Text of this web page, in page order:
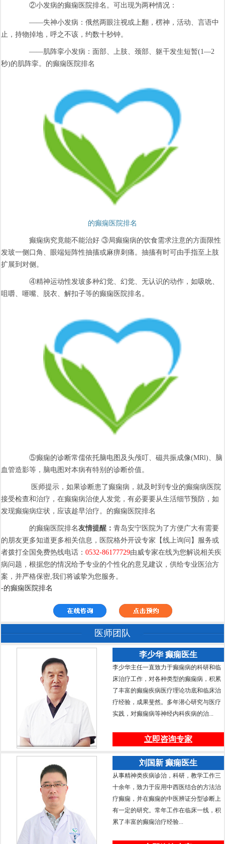
②小发病的癫痫医院排名。可出现为两种情况：
——失神小发病：俄然两眼注视或上翻，楞神，活动、言语中
止，持物掉地，呼之不该，约数十秒钟。
——肌阵挛小发病：面部、上肢、颈部、躯干发生短暂(1—2
秒)的肌阵挛。的癫痫医院排名
的癫痫医院排名
癫痫病究竟能不能治好 ③局癫痫病的饮食需求注意的方面限性
发玻一侧口角、眼端短阵性抽搐或麻痹刺痛。抽搐有时可由手指至上肢
扩展到对侧。
④精神运动性发玻多种幻觉、幻觉、无认识的动作，如吸吮、
咀嚼、咂嘴、脱衣、解扣子等的癫痫医院排名。
⑤癫痫的诊断常儒依托脑电图及头颅叮、磁共振成像(MRl)、脑
血管造影等，脑电图对本病有特别的诊断价值。
医师提示，如果诊断患了癫痫病，就及时到专业的癫痫病医院
接受检查和治疗，在癫痫病治使人发觉，有必要要从生活细节预防，如
发现癫痫病症状，应该趁早治疗。的癫痫医院排名
的癫痫医院排名友情提醒 ：青岛安宁医院为了方便广大有需要
的朋友更多知道更多相关信息，医院格外开设专家【线上询问】服务或
者拨打全国免费热线电话：0532-86177729由威专家在线为您解说相关疾
病问题，根据您的情况给予专业的个性化的意见建议，供给专业医治方
案，并严格保密,我们将诚挚为您服务。
-的癫痫医院排名
医师团队
李少华 癫痫医生
李少华主任一直致力于癫痫病的科研和临
床治疗工作，对各种类型的癫痫病，积累
了丰富的癫痫疾病医疗理论功底和临床治
疗经验，成果斐然。多年潜心研究与医疗
实践，对癫痫病等神经内科疾病的治...
立即咨询专家
刘国新 癫痫医生
从事精神类疾病诊治，科研，教学工作三
十余年，致力于应用中西医结合的方法治
疗癫痫，并在癫痫的中医辨证分型诊断上
有一定的研究。常年工作在临床一线，积
累了丰富的癫痫治疗经验...